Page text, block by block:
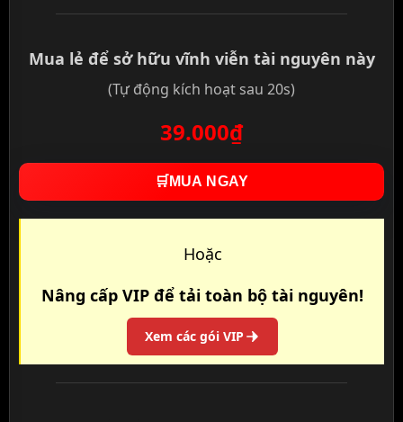
Mua lẻ để sở hữu vĩnh viễn tài nguyên này
(Tự động kích hoạt sau 20s)
39.000₫
🛒 MUA NGAY
Hoặc
Nâng cấp VIP để tải toàn bộ tài nguyên!
Xem các gói VIP